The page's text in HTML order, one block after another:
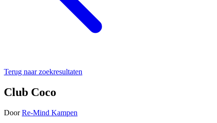
Terug naar zoekresultaten
Club Coco
Door Re-Mind Kampen